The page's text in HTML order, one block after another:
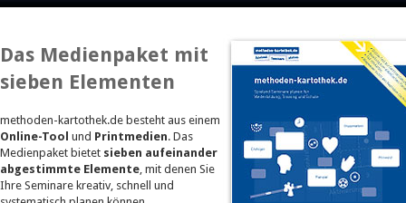
Das Medienpaket mit
sieben Elementen
methoden-kartothek.de besteht aus einem
Online-Tool und Printmedien. Das
Medienpaket bietet sieben aufeinander
abgestimmte Elemente, mit denen Sie
Ihre Seminare kreativ, schnell und